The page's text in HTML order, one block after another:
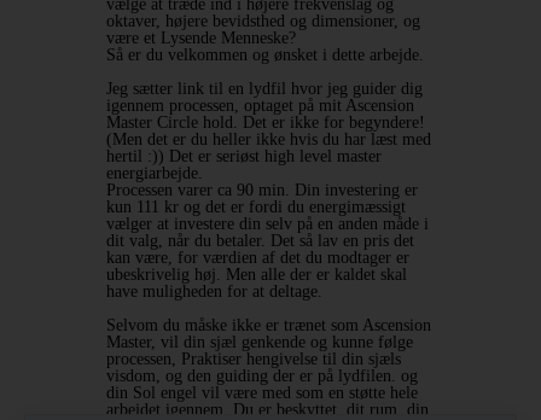
vælge at træde ind i højere frekvenslag og
oktaver, højere bevidsthed og dimensioner, og
være et Lysende Menneske?
Så er du velkommen og ønsket i dette arbejde.
Jeg sætter link til en lydfil hvor jeg guider dig
igennem processen, optaget på mit Ascension
Master Circle hold. Det er ikke for begyndere!
(Men det er du heller ikke hvis du har læst med
hertil :)) Det er seriøst high level master
energiarbejde.
Processen varer ca 90 min. Din investering er
kun 111 kr og det er fordi du energimæssigt
vælger at investere din selv på en anden måde i
dit valg, når du betaler. Det så lav en pris det
kan være, for værdien af det du modtager er
ubeskrivelig høj. Men alle der er kaldet skal
have muligheden for at deltage.
Selvom du måske ikke er trænet som Ascension
Master, vil din sjæl genkende og kunne følge
processen, Praktiser hengivelse til din sjæls
visdom, og den guiding der er på lydfilen. og
din Sol engel vil være med som en støtte hele
arbejdet igennem. Du er beskyttet, dit rum, din